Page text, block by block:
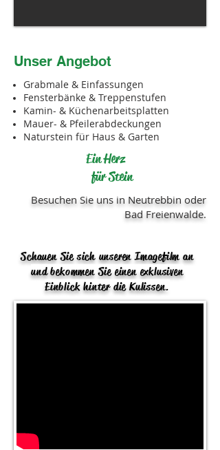
Unser Angebot
Grabmale & Einfassungen
Fensterbänke & Treppenstufen
Kamin- & Küchenarbeitsplatten
Mauer- & Pfeilerabdeckungen
Naturstein für Haus & Garten
Ein Herz
für Stein
Besuchen Sie uns in Neutrebbin oder
Bad Freienwalde.
Schauen Sie sich unseren Imagefilm an
und bekommen Sie einen exklusiven
Einblick hinter die Kulissen.